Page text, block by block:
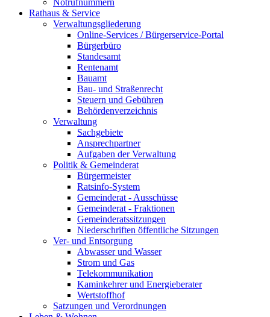
Notrufnummern
Rathaus & Service
Verwaltungsgliederung
Online-Services / Bürgerservice-Portal
Bürgerbüro
Standesamt
Rentenamt
Bauamt
Bau- und Straßenrecht
Steuern und Gebühren
Behördenverzeichnis
Verwaltung
Sachgebiete
Ansprechpartner
Aufgaben der Verwaltung
Politik & Gemeinderat
Bürgermeister
Ratsinfo-System
Gemeinderat - Ausschüsse
Gemeinderat - Fraktionen
Gemeinderatssitzungen
Niederschriften öffentliche Sitzungen
Ver- und Entsorgung
Abwasser und Wasser
Strom und Gas
Telekommunikation
Kaminkehrer und Energieberater
Wertstoffhof
Satzungen und Verordnungen